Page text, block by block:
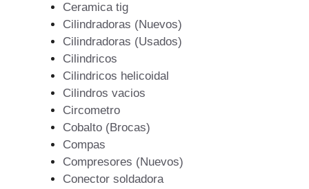
Ceramica tig
Cilindradoras (Nuevos)
Cilindradoras (Usados)
Cilindricos
Cilindricos helicoidal
Cilindros vacios
Circometro
Cobalto (Brocas)
Compas
Compresores (Nuevos)
Conector soldadora